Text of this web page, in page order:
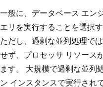
一般に、データベース エン
エリを実行することを選択
ただし、過剰な並列処理で
せず、プロセッサ リソース
ます。 大規模で過剰な並列
ン インスタンスで実行され